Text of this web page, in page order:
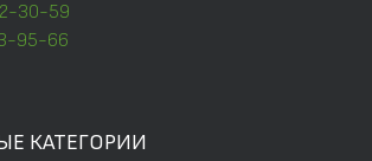
30-59
95-66
КАТЕГОРИИ